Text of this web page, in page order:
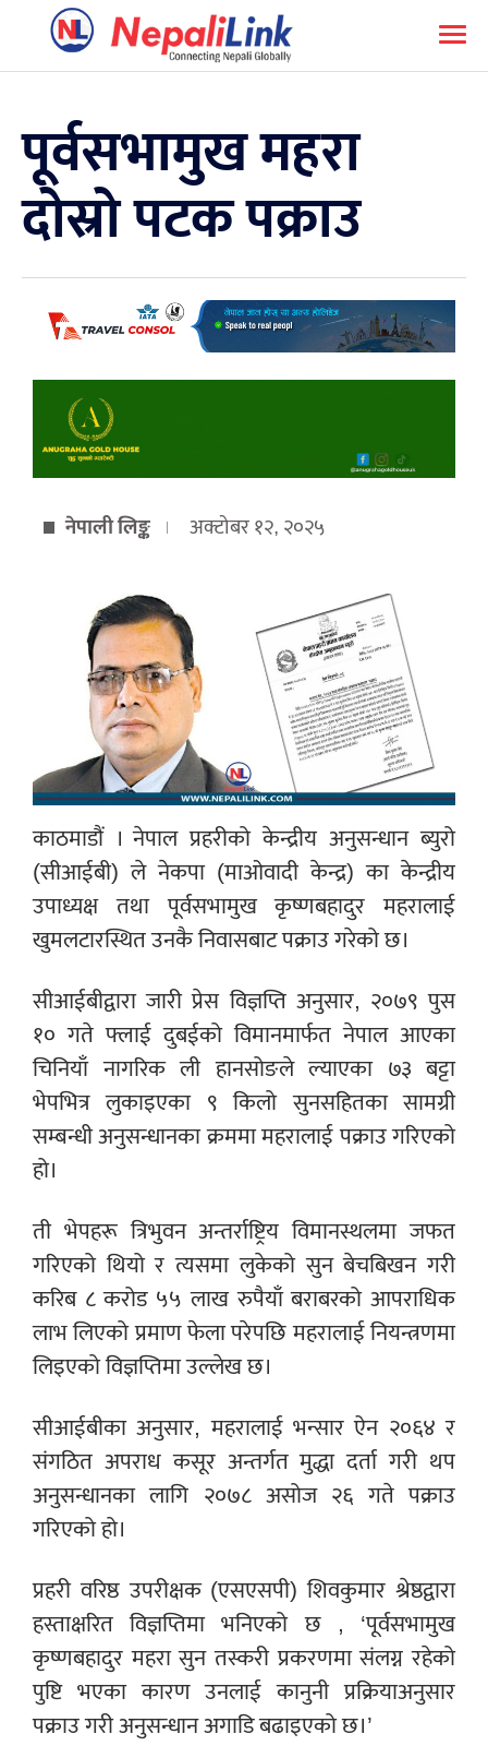
पूर्वसभामुख महरा
दोस्रो पटक पक्राउ
नेपाली लिङ्क अक्टोबर १२, २०२५
काठमाडौं । नेपाल प्रहरीको केन्द्रीय अनुसन्धान ब्युरो
(सीआईबी) ले नेकपा (माओवादी केन्द्र) का केन्द्रीय
उपाध्यक्ष तथा पूर्वसभामुख कृष्णबहादुर महरालाई
खुमलटारस्थित उनकै निवासबाट पक्राउ गरेको छ।
सीआईबीद्वारा जारी प्रेस विज्ञप्ति अनुसार, २०७९ पुस
१० गते फ्लाई दुबईको विमानमार्फत नेपाल आएका
चिनियाँ नागरिक ली हानसोङले ल्याएका ७३ बट्टा
भेपभित्र लुकाइएका ९ किलो सुनसहितका सामग्री
सम्बन्धी अनुसन्धानका क्रममा महरालाई पक्राउ गरिएको
हो।
ती भेपहरू त्रिभुवन अन्तर्राष्ट्रिय विमानस्थलमा जफत
गरिएको थियो र त्यसमा लुकेको सुन बेचबिखन गरी
करिब ८ करोड ५५ लाख रुपैयाँ बराबरको आपराधिक
लाभ लिएको प्रमाण फेला परेपछि महरालाई नियन्त्रणमा
लिइएको विज्ञप्तिमा उल्लेख छ।
सीआईबीका अनुसार, महरालाई भन्सार ऐन २०६४ र
संगठित अपराध कसूर अन्तर्गत मुद्धा दर्ता गरी थप
अनुसन्धानका लागि २०७८ असोज २६ गते पक्राउ
गरिएको हो।
प्रहरी वरिष्ठ उपरीक्षक (एसएसपी) शिवकुमार श्रेष्ठद्वारा
हस्ताक्षरित विज्ञप्तिमा भनिएको छ , ‘पूर्वसभामुख
कृष्णबहादुर महरा सुन तस्करी प्रकरणमा संलग्न रहेको
पुष्टि भएका कारण उनलाई कानुनी प्रक्रियाअनुसार
पक्राउ गरी अनुसन्धान अगाडि बढाइएको छ।’